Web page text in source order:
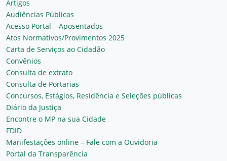
Artigos
Audiências Públicas
Acesso Portal – Aposentados
Atos Normativos/Provimentos 2025
Carta de Serviços ao Cidadão
Convênios
Consulta de extrato
Consulta de Portarias
Concursos, Estágios, Residência e Seleções públicas
Diário da Justiça
Encontre o MP na sua Cidade
FDID
Manifestações online – Fale com a Ouvidoria
Portal da Transparência